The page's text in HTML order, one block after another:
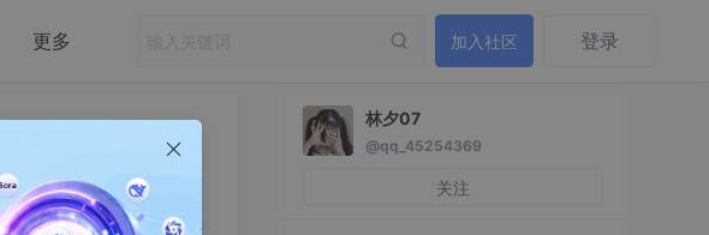
更多 加入社区 登录
林夕07
@qq_45254369
关注